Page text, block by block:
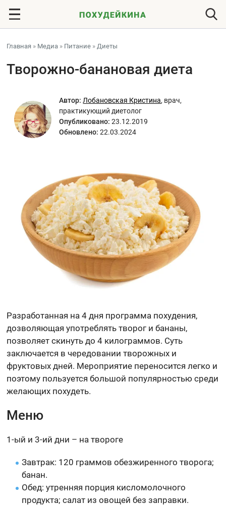
Главная » Медиа » Питание »Диеты
Творожно-банановая диета
Автор: Лобановская Кристина, врач,
практикующий диетолог
Опубликовано: 23.12.2019
Обновлено: 22.03.2024
Разработанная на 4 дня программа похудения,
дозволяющая употреблять творог и бананы,
позволяет скинуть до 4 килограммов. Суть
заключается в чередовании творожных и
фруктовых дней. Мероприятие переносится легко и
поэтому пользуется большой популярностью среди
желающих похудеть.
Меню
1-ый и 3-ий дни – на твороге
Завтрак: 120 граммов обезжиренного творога;
банан.
Обед: утренняя порция кисломолочного
продукта; салат из овощей без заправки.